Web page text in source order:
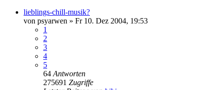
lieblings-chill-musik?
von psyarwen » Fr 10. Dez 2004, 19:53
1
2
3
4
5
64 Antworten
275691 Zugriffe